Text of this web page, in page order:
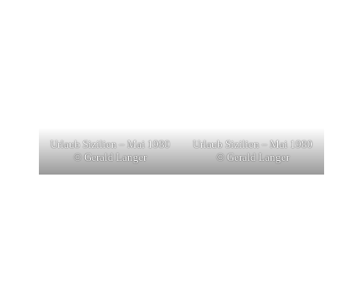
Urlaub Sizilien – Mai 1980
© Gerald Langer
Urlaub Sizilien – Mai 1980
© Gerald Langer